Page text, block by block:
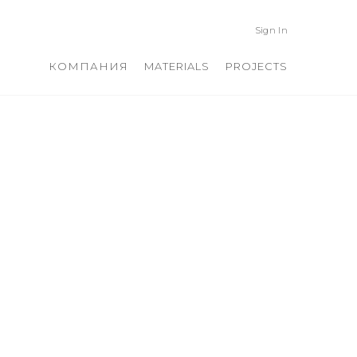
Sign In
КОМПАНИЯ MATERIALS PROJECTS